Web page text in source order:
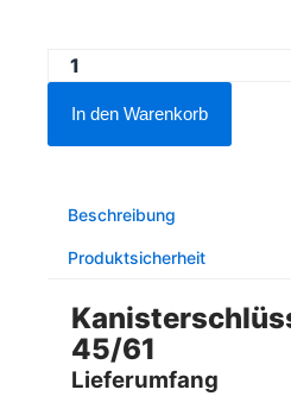
Kanisterschlüssel
45/61
In den Warenkorb
Beschreibung
Produktsicherheit
45/61
Lieferumfang